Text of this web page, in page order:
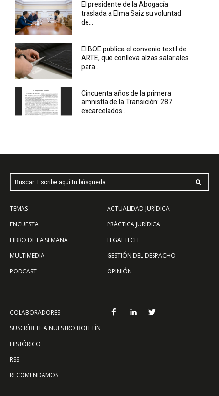
El presidente de la Abogacía
traslada a Elma Saiz su voluntad
de...
El BOE publica el convenio textil de
ARTE, que conlleva alzas salariales
para...
Cincuenta años de la primera
amnistía de la Transición: 287
excarcelados...
Buscar: Escribe aquí tu búsqueda
TEMAS
ENCUESTA
LIBRO DE LA SEMANA
MULTIMEDIA
PODCAST
ACTUALIDAD JURÍDICA
PRÁCTICA JURÍDICA
LEGALTECH
GESTIÓN DEL DESPACHO
OPINIÓN
COLABORADORES
SUSCRÍBETE A NUESTRO BOLETÍN
HISTÓRICO
RSS
RECOMENDAMOS